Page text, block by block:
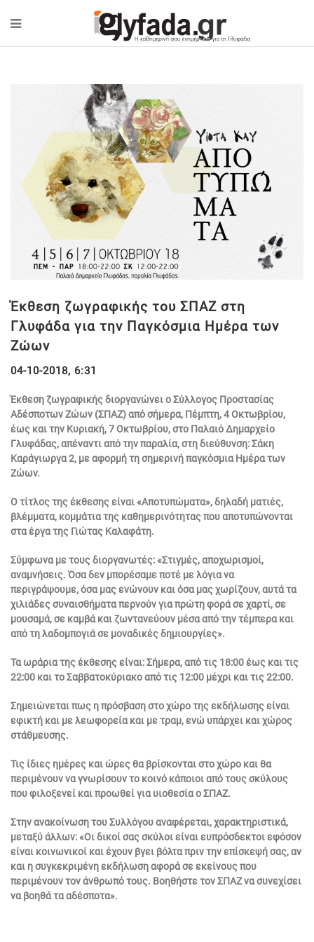
Έκθεση ζωγραφικής του ΣΠΑΖ στη
Γλυφάδα για την Παγκόσμια Ημέρα των
Ζώων
04-10-2018, 6:31
Έκθεση ζωγραφικής διοργανώνει ο Σύλλογος Προστασίας
Αδέσποτων Ζώων (ΣΠΑΖ) από σήμερα, Πέμπτη, 4 Οκτωβρίου,
έως και την Κυριακή, 7 Οκτωβρίου, στο Παλαιό Δημαρχείο
Γλυφάδας, απέναντι από την παραλία, στη διεύθυνση: Σάκη
Καράγιωργα 2, με αφορμή τη σημερινή παγκόσμια Ημέρα των
Ζώων.
Ο τίτλος της έκθεσης είναι «Αποτυπώματα», δηλαδή ματιές,
βλέμματα, κομμάτια της καθημερινότητας που αποτυπώνονται
στα έργα της Γιώτας Καλαφάτη.
Σύμφωνα με τους διοργανωτές: «Στιγμές, αποχωρισμοί,
αναμνήσεις. Όσα δεν μπορέσαμε ποτέ με λόγια να
περιγράψουμε, όσα μας ενώνουν και όσα μας χωρίζουν, αυτά τα
χιλιάδες συναισθήματα περνούν για πρώτη φορά σε χαρτί, σε
μουσαμά, σε καμβά και ζωντανεύουν μέσα από την τέμπερα και
από τη λαδομπογιά σε μοναδικές δημιουργίες».
Τα ωράρια της έκθεσης είναι: Σήμερα, από τις 18:00 έως και τις
22:00 και το Σαββατοκύριακο από τις 12:00 μέχρι και τις 22:00.
Σημειώνεται πως η πρόσβαση στο χώρο της εκδήλωσης είναι
εφικτή και με λεωφορεία και με τραμ, ενώ υπάρχει και χώρος
στάθμευσης.
Τις ίδιες ημέρες και ώρες θα βρίσκονται στο χώρο και θα
περιμένουν να γνωρίσουν το κοινό κάποιοι από τους σκύλους
που φιλοξενεί και προωθεί για υιοθεσία ο ΣΠΑΖ.
Στην ανακοίνωση του Συλλόγου αναφέρεται, χαρακτηριστικά,
μεταξύ άλλων: «Οι δικοί σας σκύλοι είναι ευπρόσδεκτοι εφόσον
είναι κοινωνικοί και έχουν βγει βόλτα πριν την επίσκεψή σας, αν
και η συγκεκριμένη εκδήλωση αφορά σε εκείνους που
περιμένουν τον άνθρωπό τους. Βοηθήστε τον ΣΠΑΖ να συνεχίσει
να βοηθά τα αδέσποτα».